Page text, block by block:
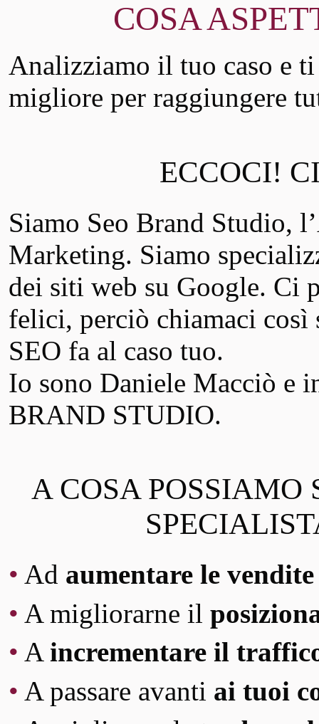
COSA
Analizziamo il tuo caso e
migliore per raggiungere
ECCOCI!
Siamo Seo Brand Studio,
Marketing. Siamo
dei siti web su Google. Ci
felici, perciò chiamaci così
SEO fa al caso tuo.
Io sono Daniele Macciò e
BRAND STUDIO.
A COSA
• Ad aumentare le
• A migliorarne il
• A incrementare il
• A passare avanti ai tuoi